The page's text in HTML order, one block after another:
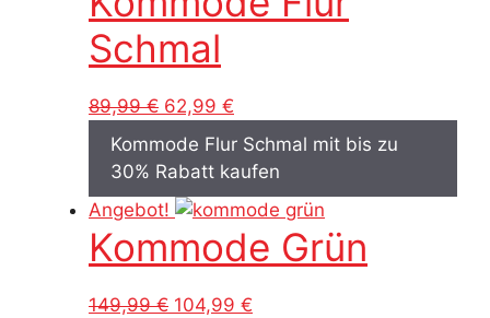
Schmal
89,99€ Ursprünglicher
Preis
war:
89,99 €
62,99 €
Preis
ist:
62,99 €.
Kommode Flur Schmal mit bis zu
30% Rabatt kaufen
Angebot!
Kommode Grün
149,99€ Ursprünglicher
104,99 €